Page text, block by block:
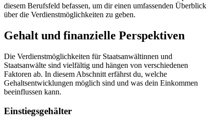
diesem Berufsfeld befassen, um dir einen umfassenden Überblick
über die Verdienstmöglichkeiten zu geben.
Gehalt und finanzielle Perspektiven
Die Verdienstmöglichkeiten für Staatsanwältinnen und
Staatsanwälte sind vielfältig und hängen von verschiedenen
Faktoren ab. In diesem Abschnitt erfährst du, welche
Gehaltsentwicklungen möglich sind und was dein Einkommen
beeinflussen kann.
Einstiegsgehälter